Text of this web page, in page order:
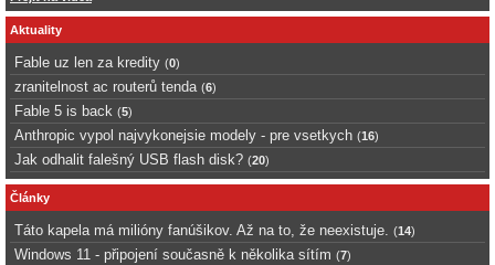
Aktuality
Fable uz len za kredity (0)
zranitelnost ac routerů tenda (6)
Fable 5 is back (5)
Anthropic vypol najvykonejsie modely - pre vsetkych (16)
Jak odhalit falešný USB flash disk? (20)
Články
Táto kapela má milióny fanúšikov. Až na to, že neexistuje. (14)
Windows 11 - připojení současně k několika sítím (7)